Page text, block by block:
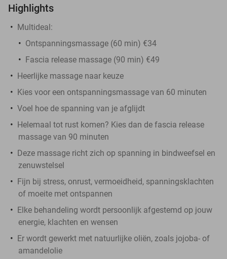
Highlights
Multideal:
Ontspanningsmassage (60 min) €34
Fascia release massage (90 min) €49
Heerlijke massage naar keuze
Kies voor een ontspanningsmassage van 60 minuten
Voel hoe de spanning van je afglijdt
Helemaal tot rust komen? Kies dan de fascia release
massage van 90 minuten
Deze massage richt zich op spanning in bindweefsel en
zenuwstelsel
Fijn bij stress, onrust, vermoeidheid, spanningsklachten
of moeite met ontspannen
Elke behandeling wordt persoonlijk afgestemd op jouw
energie, klachten en wensen
Er wordt gewerkt met natuurlijke oliën, zoals jojoba- of
amandelolie